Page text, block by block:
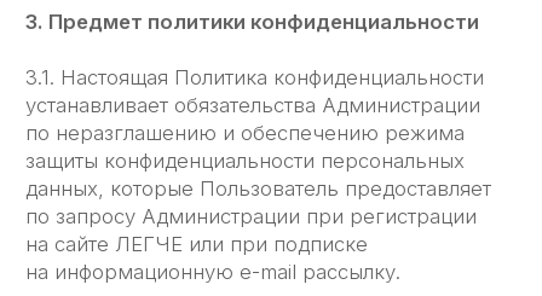
пользователя
4.1. Персональные данные Пользователя
Администрация может использовать в целях:
4.1.1. Идентификации Пользователя,
зарегистрированного на сайте ЛЕГЧЕ для его
дальнейшей авторизации.
4.1.2. Предоставления Пользователю доступа
к персонализированным данным сайта ЛЕГЧЕ.
4.1.3. Установления с Пользователем обратной
связи, включая направление уведомлений,